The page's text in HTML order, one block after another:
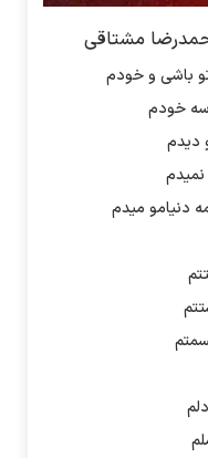
مشتاقی
باشی و خودم
خودم
دیدم
دنیامو میدم